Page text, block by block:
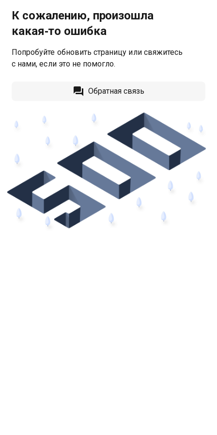
К сожалению, произошла
какая‑то ошибка
Попробуйте обновить страницу или свяжитесь
с нами, если это не помогло.
Обратная связь